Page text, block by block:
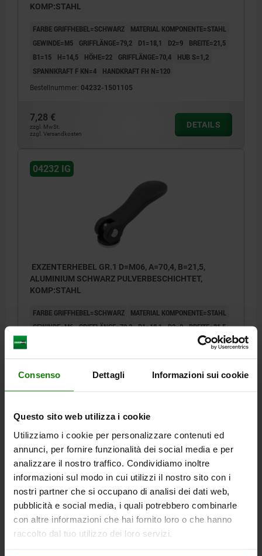
Consenso Dettagli Informazioni sui cookie
Questo sito web utilizza i cookie
Utilizziamo i cookie per personalizzare contenuti ed
annunci, per fornire funzionalità dei social media e per
analizzare il nostro traffico. Condividiamo inoltre
informazioni sul modo in cui utilizzi il nostro sito con i
nostri partner che si occupano di analisi dei dati web,
pubblicità e social media, i quali potrebbero combinarle
con altre informazioni che hai fornito loro o che hanno
raccolto dal tuo utilizzo dei loro servizi.
KOMP:STAHL
FARBE GRIFFHEBEL=SCHWARZ
MATERIAL KOMPONENTE=STAHL
GEWINDE=M5
GRIFFLÄNGE=79,2 D1=18,1 D2=9
BREITE=21,5
B1=15
H=14,5 HÖHE=22 GRIFFLÄNGE=70,4
HUB S=1,2
SPANNKRAFT F KN=4
HANDKRAFT FH N=120
Bestellnummer: 04232-1501105
7,28 €
zzgl. MwSt.
zzgl. Versandkosten
DETAILS
04232 IG
EXZENTERHEBEL GR.1 D=M06, A=70,4, B=21,5,
ALUMINIUM SCHWARZ PULVERBESCHICHTET,
KOMP:STAHL
FARBE GRIFFHEBEL=SCHWARZ
MATERIAL KOMPONENTE=STAHL
GEWINDE=M6 GRIFFLÄNGE=79,2 D1=18,1 D2=9 BREITE=21,5
HUB S=1,2
04232-1501106
zzgl. Versandkosten
04232 IG